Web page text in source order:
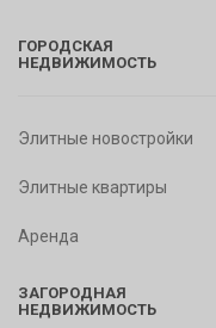
ГОРОДСКАЯ
НЕДВИЖИМОСТЬ
Элитные новостройки
Элитные квартиры
Аренда
ЗАГОРОДНАЯ
НЕДВИЖИМОСТЬ